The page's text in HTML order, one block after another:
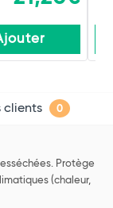
clients 0
Protège
(chaleur,